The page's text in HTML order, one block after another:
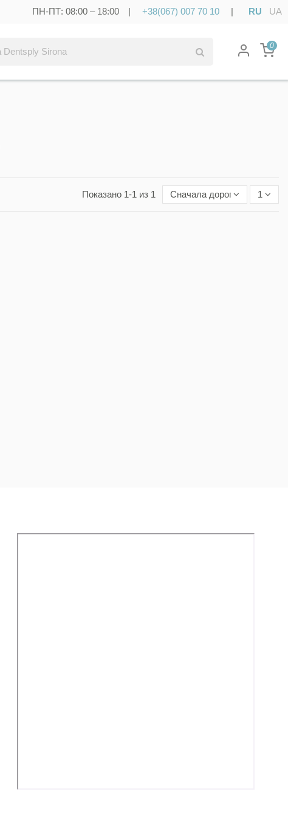
ПН-ПТ: 08:00 – 18:00 | +38(067) 007 70 10 | RU UA
0
Показано 1-1 из 1 Сначала дорогие 1